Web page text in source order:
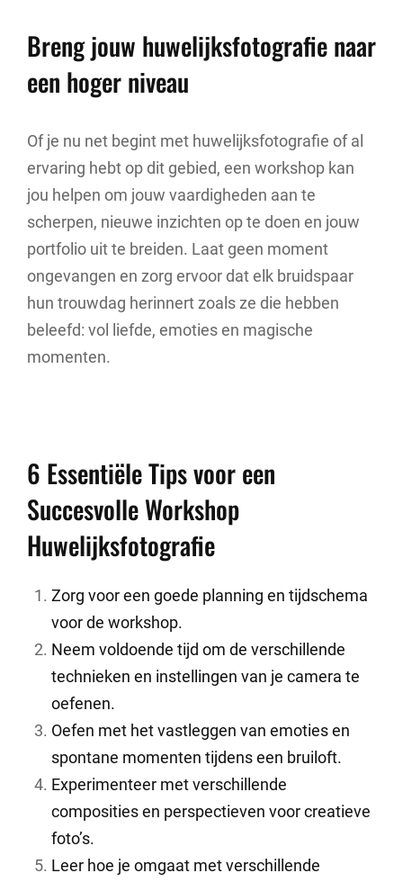
Breng jouw huwelijksfotografie naar
een hoger niveau
Of je nu net begint met huwelijksfotografie of al
ervaring hebt op dit gebied, een workshop kan
jou helpen om jouw vaardigheden aan te
scherpen, nieuwe inzichten op te doen en jouw
portfolio uit te breiden. Laat geen moment
ongevangen en zorg ervoor dat elk bruidspaar
hun trouwdag herinnert zoals ze die hebben
beleefd: vol liefde, emoties en magische
momenten.
6 Essentiële Tips voor een
Succesvolle Workshop
Huwelijksfotografie
Zorg voor een goede planning en tijdschema
voor de workshop.
Neem voldoende tijd om de verschillende
technieken en instellingen van je camera te
oefenen.
Oefen met het vastleggen van emoties en
spontane momenten tijdens een bruiloft.
Experimenteer met verschillende
composities en perspectieven voor creatieve
foto’s.
Leer hoe je omgaat met verschillende